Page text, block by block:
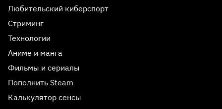
Любительский киберспорт
Стриминг
Технологии
Аниме и манга
Фильмы и сериалы
Пополнить Steam
Калькулятор сенсы